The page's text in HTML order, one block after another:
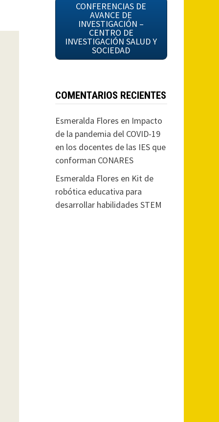
CONFERENCIAS DE
AVANCE DE
INVESTIGACIÓN –
CENTRO DE
INVESTIGACIÓN SALUD Y
SOCIEDAD
COMENTARIOS RECIENTES
Esmeralda Flores en Impacto
de la pandemia del COVID-19
en los docentes de las IES que
conforman CONARES
Esmeralda Flores en Kit de
robótica educativa para
desarrollar habilidades STEM